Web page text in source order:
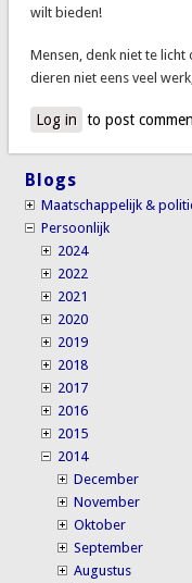
wilt bieden!
Mensen, denk niet te licht
dieren niet eens veel
Log in to post
Blogs
Maatschappelijk &
Persoonlijk
2024
2022
2021
2020
2019
2018
2017
2016
2015
2014
December
November
Oktober
September
Augustus